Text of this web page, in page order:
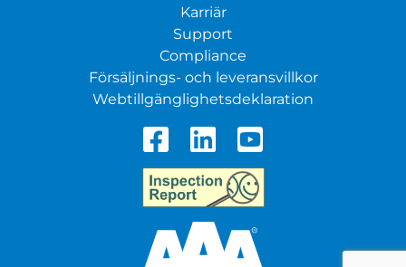
Karriär
Support
Compliance
Försäljnings- och leveransvillkor
Webtillgänglighetsdeklaration